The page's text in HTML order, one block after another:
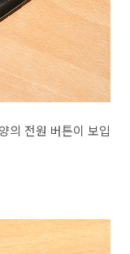
의 전원 버튼이 보입